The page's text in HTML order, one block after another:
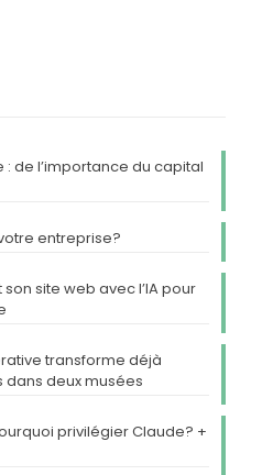
de l’importance du capital
entreprise?
site web avec l’IA pour
transforme déjà
dans deux musées
privilégier Claude? +